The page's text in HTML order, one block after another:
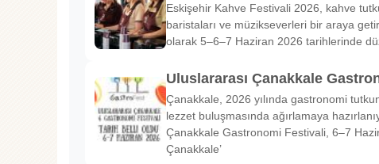
Eskişehir Kahve Festivali 2026, kahve
baristaları ve müzikseverleri bir araya
olarak 5–6–7 Haziran 2026 tarihlerinde
Uluslararası Çanakkale
Çanakkale, 2026 yılında gastronomi
lezzet buluşmasında ağırlamaya
Çanakkale Gastronomi Festivali, 6–7
Çanakkale’